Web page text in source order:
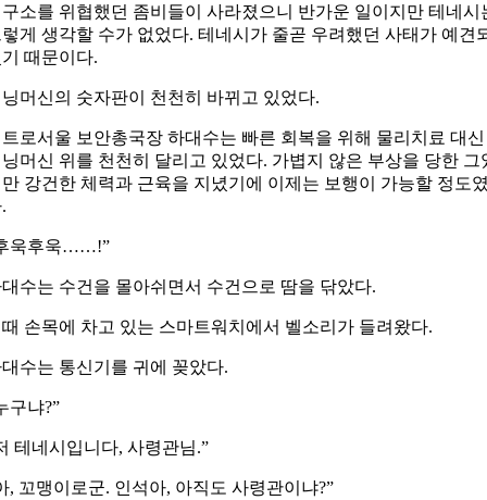
소를 위협했던 좀비들이 사라졌으니 반가운 일이지만 테네시
게 생각할 수가 없었다. 테네시가 줄곧 우려했던 사태가 예견
때문이다.
머신의 숫자판이 천천히 바뀌고 있었다.
로서울 보안총국장 하대수는 빠른 회복을 위해 물리치료 대신
머신 위를 천천히 달리고 있었다. 가볍지 않은 부상을 당한 그
강건한 체력과 근육을 지녔기에 이제는 보행이 가능할 정도
욱후욱……!”
수는 수건을 몰아쉬면서 수건으로 땀을 닦았다.
손목에 차고 있는 스마트워치에서 벨소리가 들려왔다.
수는 통신기를 귀에 꽂았다.
구냐?”
테네시입니다, 사령관님.”
, 꼬맹이로군. 인석아, 아직도 사령관이냐?”